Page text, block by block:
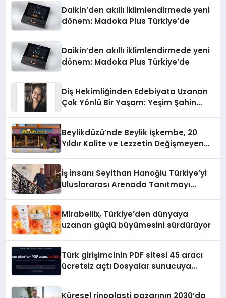
Daikin’den akıllı iklimlendirmede yeni
dönem: Madoka Plus Türkiye’de
Daikin’den akıllı iklimlendirmede yeni
dönem: Madoka Plus Türkiye’de
Diş Hekimliğinden Edebiyata Uzanan
Çok Yönlü Bir Yaşam: Yeşim Şahin
Beylikdüzü’nde Beylik İşkembe, 20
Yıldır Kalite ve Lezzetin Değişmeyen
İş İnsanı Seyithan Hanoğlu Türkiye’yi
Uluslararası Arenada Tanıtmayı
Mirabellix, Türkiye’den dünyaya
uzanan güçlü büyümesini sürdürüyor
Türk girişimcinin PDF sitesi 45 aracı
ücretsiz açtı Dosyalar sunucuya
Küresel rinoplasti pazarının 2030’da